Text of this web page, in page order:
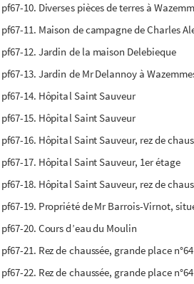
pf67-10. Diverses pièces de terres à
pf67-11. Maison de campagne de Charles
pf67-12. Jardin de la maison Delebieque
pf67-13. Jardin de Mr Delannoy à
pf67-14. Hôpital Saint Sauveur
pf67-15. Hôpital Saint Sauveur
pf67-16. Hôpital Saint Sauveur, rez de
pf67-17. Hôpital Saint Sauveur, 1er étage
pf67-18. Hôpital Saint Sauveur, rez de
pf67-19. Propriété de Mr Barrois-Virnot,
pf67-20. Cours d’eau du Moulin
pf67-21. Rez de chaussée, grande place n°64
pf67-22. Rez de chaussée, grande place n°64